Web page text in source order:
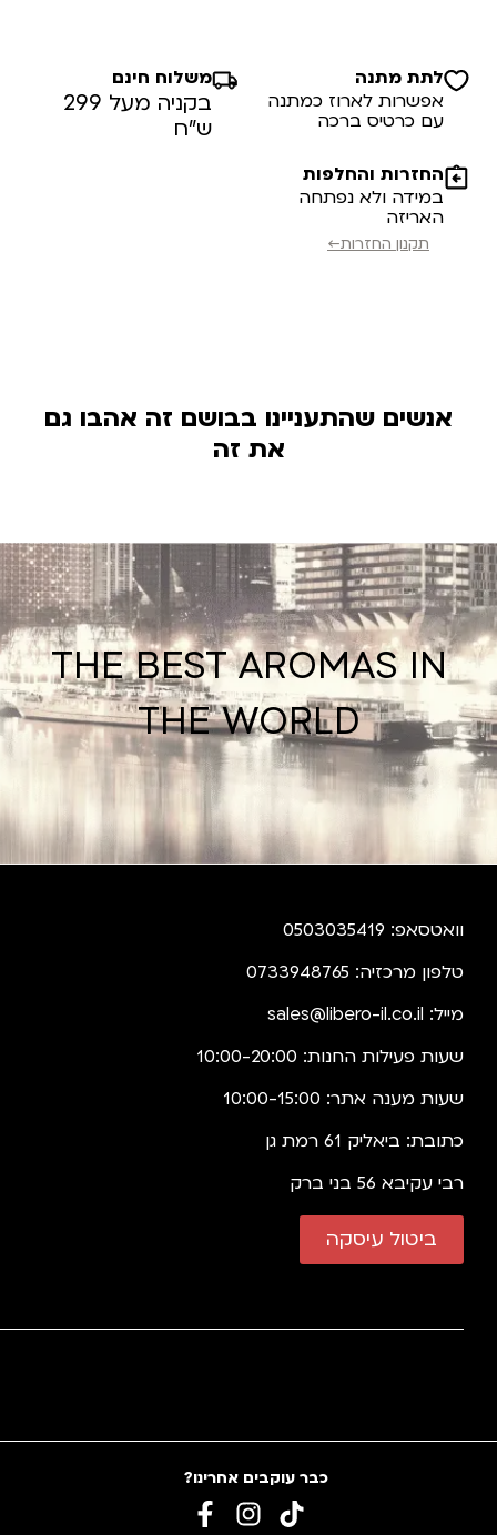
לתת מתנה
אפשרות לארוז כמתנה
עם כרטיס ברכה
משלוח חינם
בקניה מעל 299
ש”ח
החזרות והחלפות
במידה ולא נפתחה
האריזה
תקנון החזרות←
אנשים שהתעניינו בבושם זה אהבו גם
את זה
THE BEST AROMAS IN
THE WORLD
וואטסאפ: 0503035419
טלפון מרכזיה: 0733948765
מייל: sales@libero-il.co.il
שעות פעילות החנות: 10:00-20:00
שעות מענה אתר: 10:00-15:00
כתובת: ביאליק 61 רמת גן
רבי עקיבא 56 בני ברק
ביטול עיסקה
כבר עוקבים אחרינו?